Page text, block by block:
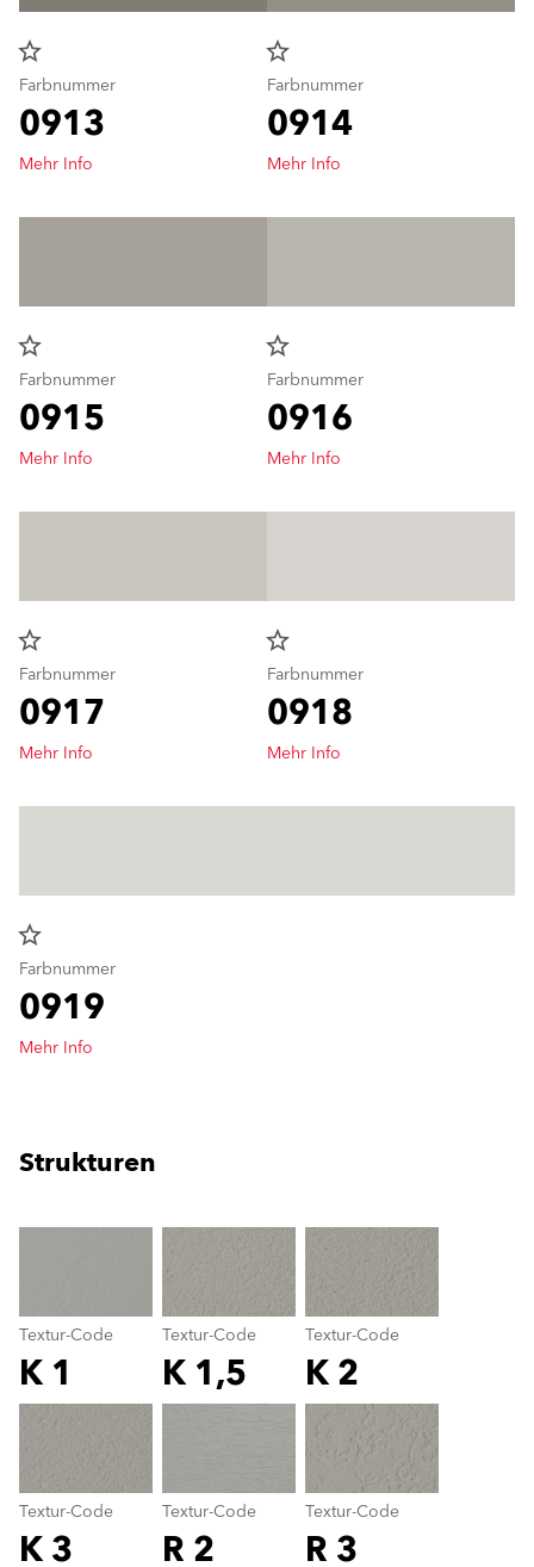
star_border
Farbnummer
0913
Mehr Info
star_border
Farbnummer
0914
Mehr Info
star_border
Farbnummer
0915
Mehr Info
star_border
Farbnummer
0916
Mehr Info
star_border
Farbnummer
0917
Mehr Info
star_border
Farbnummer
0918
Mehr Info
star_border
Farbnummer
0919
Mehr Info
Strukturen
Textur-Code
K 1
Textur-Code
K 1,5
Textur-Code
K 2
Textur-Code
K 3
Textur-Code
R 2
Textur-Code
R 3
Textur-Code
color_name